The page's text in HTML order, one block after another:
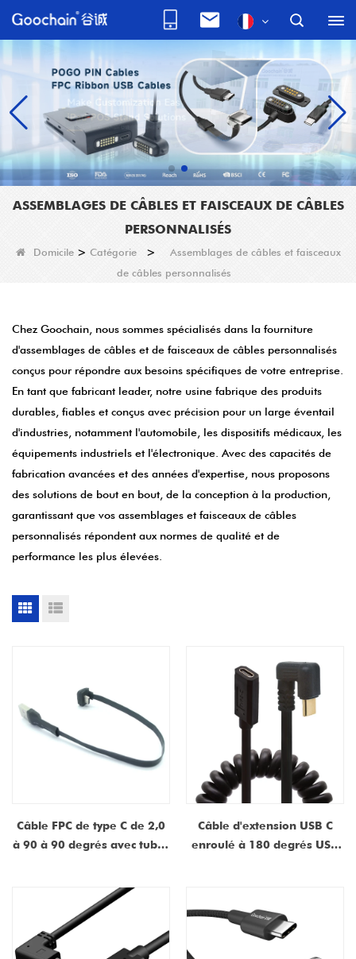
ASSEMBLAGES DE CÂBLES ET FAISCEAUX DE CÂBLES
PERSONNALISÉS
Domicile> Catégorie>
Assemblages de câbles et faisceaux
de câbles personnalisés
Chez Goochain, nous sommes spécialisés dans la fourniture
d'assemblages de câbles et de faisceaux de câbles personnalisés
conçus pour répondre aux besoins spécifiques de votre entreprise.
En tant que fabricant leader, notre usine fabrique des produits
durables, fiables et conçus avec précision pour un large éventail
d'industries, notamment l'automobile, les dispositifs médicaux, les
équipements industriels et l'électronique. Avec des capacités de
fabrication avancées et des années d'expertise, nous proposons
des solutions de bout en bout, de la conception à la production,
garantissant que vos assemblages et faisceaux de câbles
personnalisés répondent aux normes de qualité et de
performance les plus élevées.
Câble FPC de type C de 2,0
à 90 à 90 degrés avec tubes
Systèmes de paiement | ISO
9001 et ISO 13485 certifiés
Câble d'extension USB C
enroulé à 180 degrés USB
ordinateur portable, quai,
moniteur